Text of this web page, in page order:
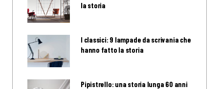
la storia
I classici: 9 lampade da scrivania che
hanno fatto la storia
Pipistrello: una storia lunga 60 anni